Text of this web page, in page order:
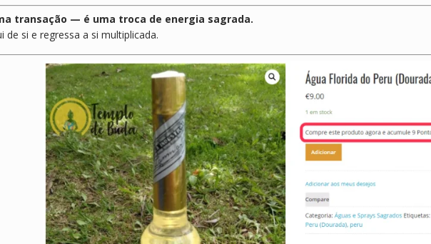
transação — é uma troca de energia sagrada.
de si e regressa a si multiplicada.